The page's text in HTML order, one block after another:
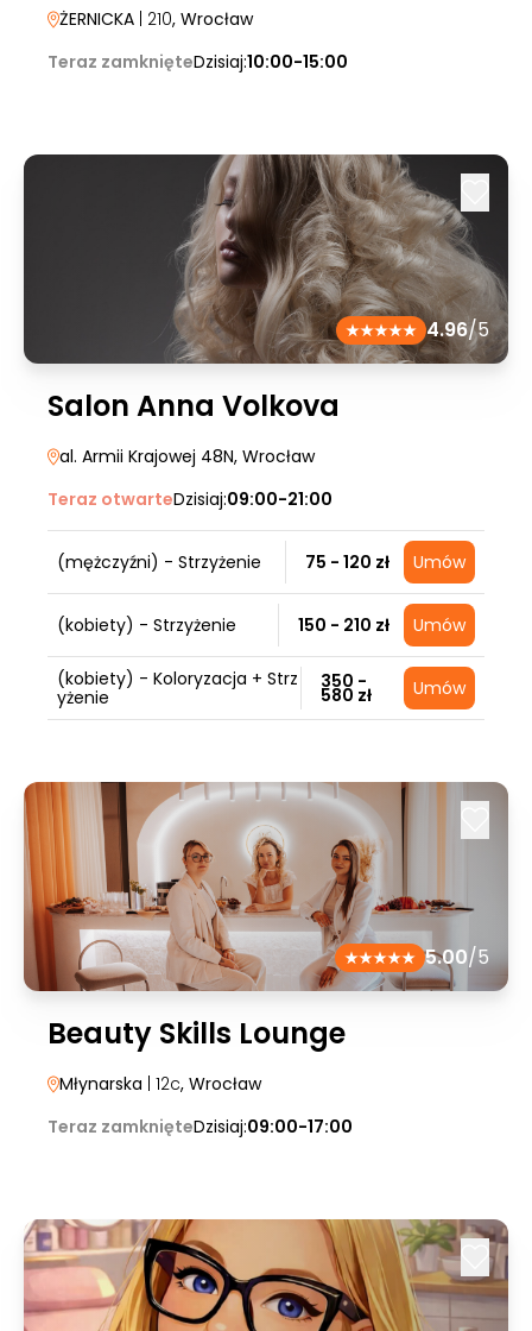
ŻERNICKA | 210, Wrocław
Teraz zamknięteDzisiaj:10:00-15:00
4.96/5
Salon Anna Volkova
al. Armii Krajowej 48N, Wrocław
Teraz otwarteDzisiaj:09:00-21:00
(mężczyźni) - Strzyżenie 75 - 120 zł Umów
(kobiety) - Strzyżenie 150 - 210 zł Umów
(kobiety) - Koloryzacja + Strz
yżenie
350 -
580 zł Umów
5.00/5
Beauty Skills Lounge
Młynarska | 12c, Wrocław
Teraz zamknięteDzisiaj:09:00-17:00